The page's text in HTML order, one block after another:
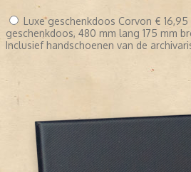
Luxe geschenkdoos Corvon € 16,95
geschenkdoos, 480 mm lang 175 mm
Inclusief handschoenen van de